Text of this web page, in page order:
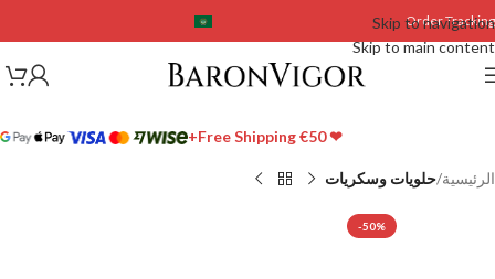
Skip to navigation
Skip to main content
Order Tracking
❤ Free Shipping €50+
الرئيسية حلويات وسكريات
-50%